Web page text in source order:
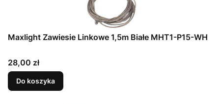
Maxlight Zawiesie Linkowe 1,5m Białe MHT1-P15-WH
Cena
28,00 zł
Do koszyka